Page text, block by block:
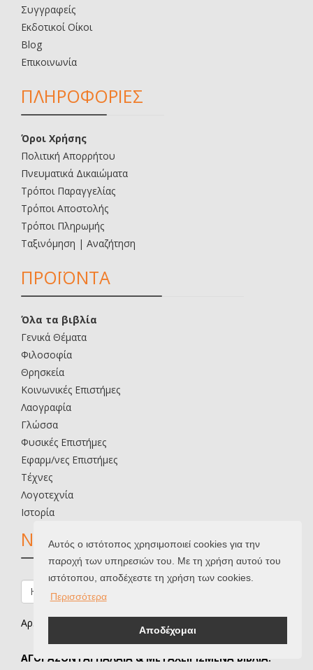
Αυτός ο ιστότοπος χρησιμοποιεί cookies για την
παροχή των υπηρεσιών του. Με τη χρήση αυτού του
ιστότοπου, αποδέχεστε τη χρήση των cookies.
Περισσότερα
Αποδέχομαι
Συγγραφείς
Εκδοτικοί Οίκοι
Blog
Επικοινωνία
ΠΛΗΡΟΦΟΡΙΕΣ
Όροι Χρήσης
Πολιτική Απορρήτου
Πνευματικά Δικαιώματα
Τρόποι Παραγγελίας
Τρόποι Αποστολής
Τρόποι Πληρωμής
Ταξινόμηση | Αναζήτηση
ΠΡΟΪΟΝΤΑ
Όλα τα βιβλία
Γενικά Θέματα
Φιλοσοφία
Θρησκεία
Κοινωνικές Επιστήμες
Λαογραφία
Γλώσσα
Φυσικές Επιστήμες
Εφαρμ/νες Επιστήμες
Τέχνες
Λογοτεχνία
Ιστορία
NEWSLETTER
Αρ. ΓΕΜΗ: 162500116000
ΑΓΟΡΑΖΟΝΤΑΙ ΠΑΛΑΙΑ & ΜΕΤΑΧΕΙΡΙΣΜΕΝΑ ΒΙΒΛΙΑ.